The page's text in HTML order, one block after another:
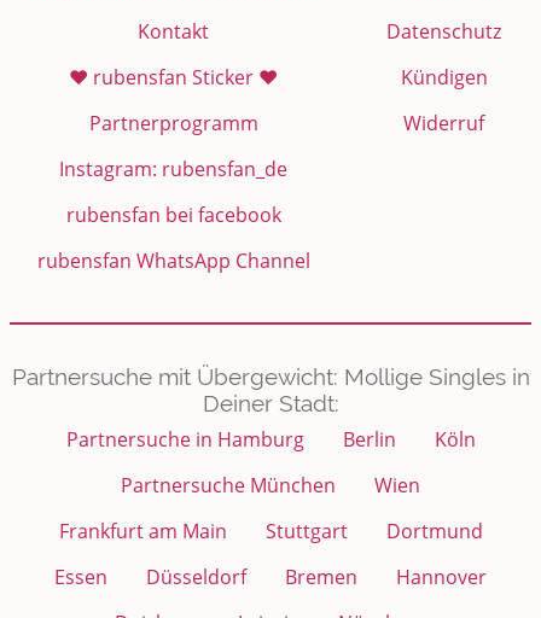
Kontakt
❤️ rubensfan Sticker ❤️
Partnerprogramm
Instagram: rubensfan_de
rubensfan bei facebook
rubensfan WhatsApp Channel
Datenschutz
Kündigen
Widerruf
Partnersuche mit Übergewicht: Mollige Singles in
Deiner Stadt:
Partnersuche in Hamburg
Berlin
Köln
Partnersuche München
Wien
Frankfurt am Main
Stuttgart
Dortmund
Essen
Düsseldorf Bremen
Hannover